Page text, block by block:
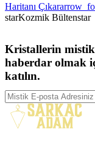
Haritanı Çıkar
starKozmik Bültenstar
Kristallerin mistik
haberdar olmak
katılın.